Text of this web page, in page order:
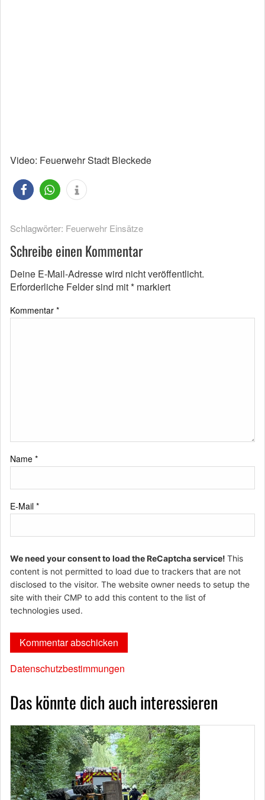
Video: Feuerwehr Stadt Bleckede
Schlagwörter: Feuerwehr Einsätze
Schreibe einen Kommentar
Deine E-Mail-Adresse wird nicht veröffentlicht.
Erforderliche Felder sind mit* markiert
Kommentar *
Name *
E-Mail *
We need your consent to load the ReCaptcha service! This
content is not permitted to load due to trackers that are not
disclosed to the visitor. The website owner needs to setup the
site with their CMP to add this content to the list of
technologies used.
Datenschutzbestimmungen
Das könnte dich auch interessieren